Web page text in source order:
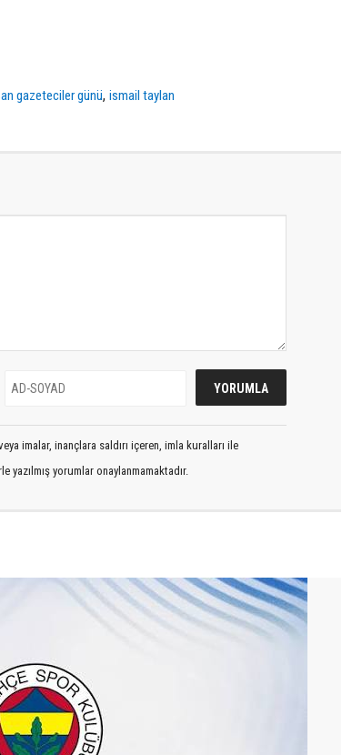
gazeteciler günü,ismail taylan
imalar, inançlara saldırı içeren, imla kuralları ile
yazılmış yorumlar onaylanmamaktadır.